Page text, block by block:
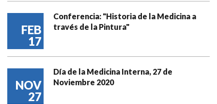
FEB
17
Conferencia: "Historia de la Medicina a
través de la Pintura"
NOV
27
Día de la Medicina Interna, 27 de
Noviembre 2020